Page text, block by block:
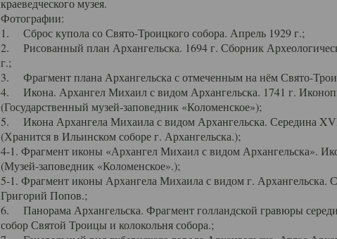
краеведческого музея.
Фотографии:
1. Сброс купола со Свято-Троицкого собора. Апрель 1929 г.;
2. Рисованный план Архангельска. 1694 г. Сборник
г.;
3. Фрагмент плана Архангельска с отмеченным на нём Свято-
4. Икона. Архангел Михаил с видом Архангельска. 1741 г.
(Государственный музей-заповедник «Коломенское»);
5. Икона Архангела Михаила с видом Архангельска. Середина
(Хранится в Ильинском соборе г. Архангельска.);
4-1. Фрагмент иконы «Архангел Михаил с видом Архангельска».
(Музей-заповедник «Коломенское».);
5-1. Фрагмент иконы Архангела Михаила с видом г. Архангельска.
Григорий Попов.;
6. Панорама Архангельска. Фрагмент голландской гравюры
собор Святой Троицы и колокольня собора.;